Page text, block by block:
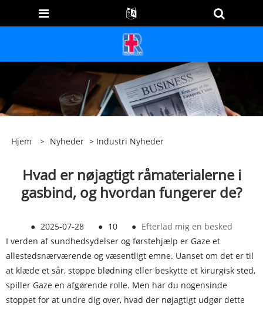
Hjem > Nyheder > Industri Nyheder
Hvad er nøjagtigt råmaterialerne i
gasbind, og hvordan fungerer de?
● 2025-07-28 ● 10 ● Efterlad mig en besked
I verden af sundhedsydelser og førstehjælp er Gaze et
allestedsnærværende og væsentligt emne. Uanset om det er til
at klæde et sår, stoppe blødning eller beskytte et kirurgisk sted,
spiller Gaze en afgørende rolle. Men har du nogensinde
stoppet for at undre dig over, hvad der nøjagtigt udgør dette